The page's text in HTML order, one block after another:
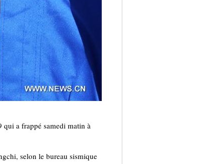
qui a frappé samedi matin à
selon le bureau sismique